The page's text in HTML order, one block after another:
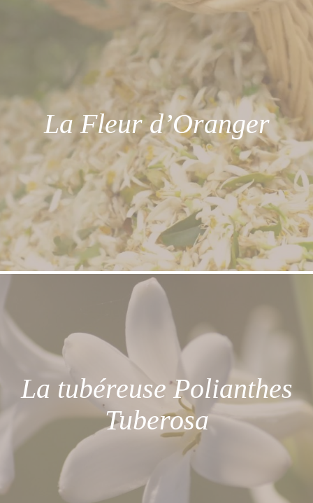
Elle a une note originale, délicieusement
épicée et amère.
La Fleur d’Oranger
Les notes obtenues sont capiteuses et
sucrées.
La tubéreuse Polianthes
Tuberosa